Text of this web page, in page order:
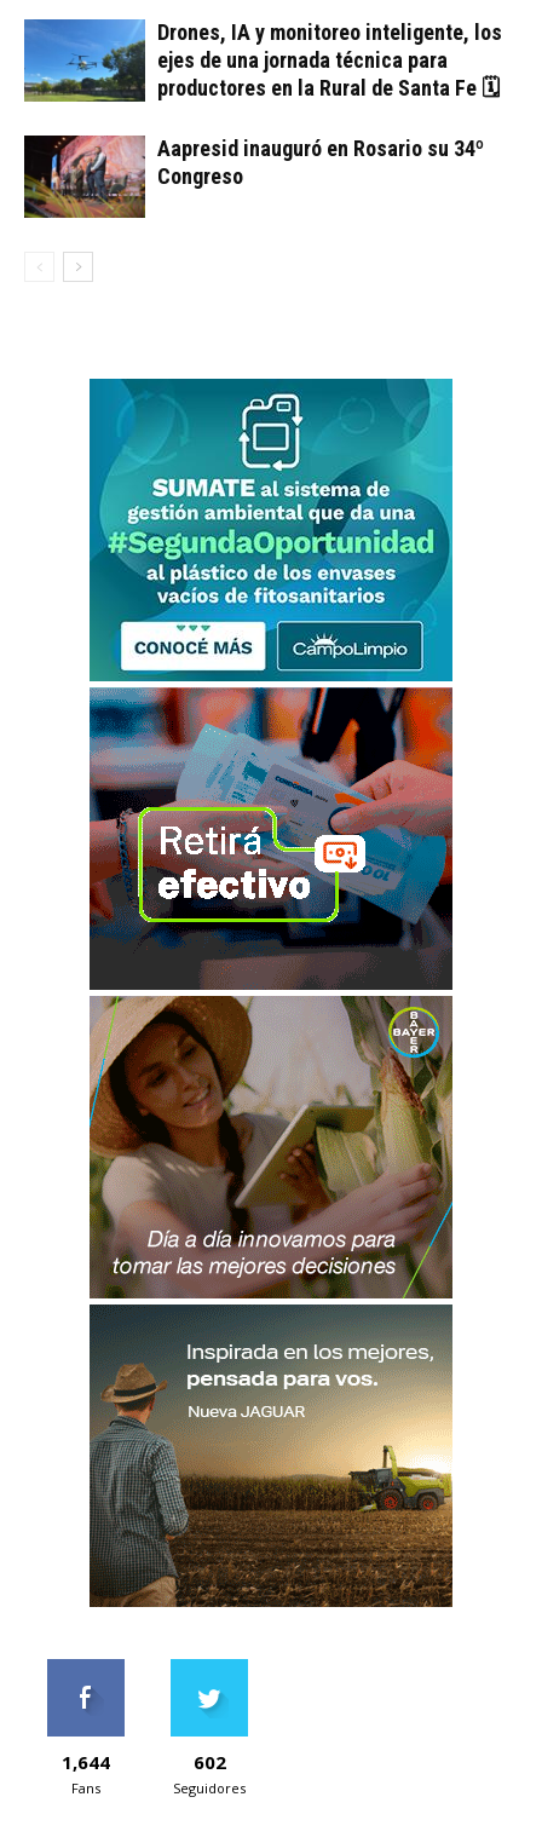
Drones, IA y monitoreo inteligente, los
ejes de una jornada técnica para
productores en la Rural de Santa Fe 🗓
Aapresid inauguró en Rosario su 34º
Congreso
1,644
Fans
602
Seguidores